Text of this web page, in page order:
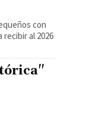
con
al 2026